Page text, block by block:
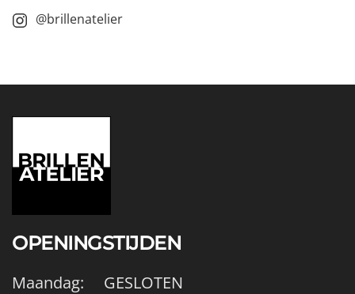
@brillenatelier
OPENINGSTIJDEN
Maandag: GESLOTEN